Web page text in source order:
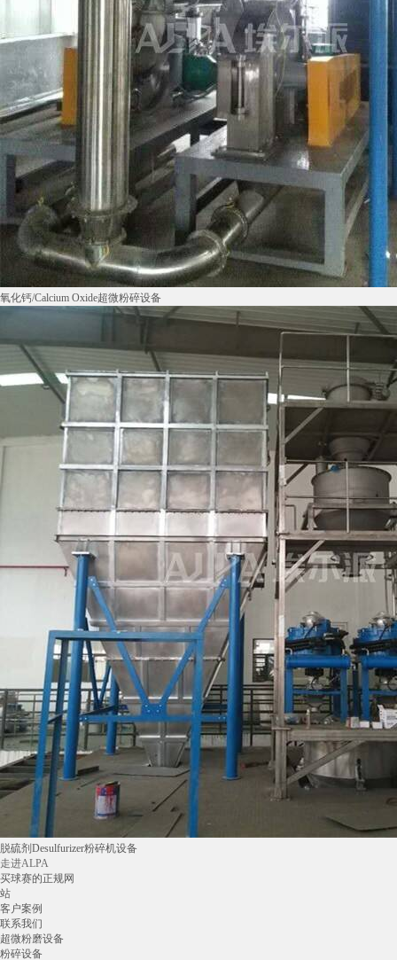
氧化钙/Calcium Oxide超微粉碎设备
脱硫剂Desulfurizer粉碎机设备
走进ALPA
买球赛的正规网
站
客户案例
联系我们
超微粉磨设备
粉碎设备